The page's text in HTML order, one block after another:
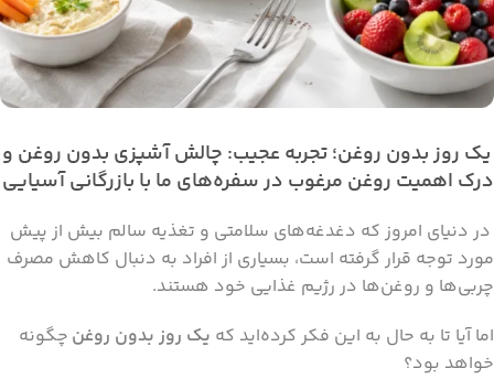
یک روز بدون روغن؛ تجربه عجیب: چالش آشپزی بدون روغن و
درک اهمیت روغن مرغوب در سفره‌های ما با بازرگانی آسیایی
در دنیای امروز که دغدغه‌های سلامتی و تغذیه سالم بیش از پیش
مورد توجه قرار گرفته است، بسیاری از افراد به دنبال کاهش مصرف
چربی‌ها و روغن‌ها در رژیم غذایی خود هستند.
اما آیا تا به حال به این فکر کرده‌اید که یک روز بدون روغن چگونه
خواهد بود؟